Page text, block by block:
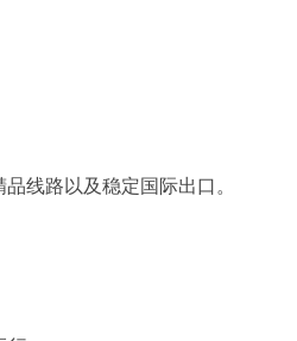
线路以及稳定国际出口。